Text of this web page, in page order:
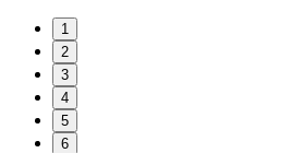
1
2
3
4
5
6